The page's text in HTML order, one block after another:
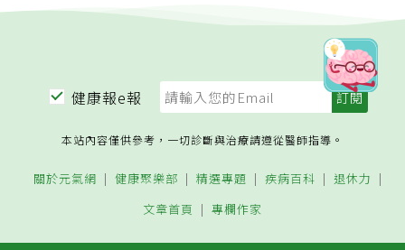
健康報e報
本站內容僅供參考，一切診斷與治療請遵從醫師指導。
關於元氣網 健康聚樂部 精選專題 疾病百科
退休力
文章首頁
專欄作家